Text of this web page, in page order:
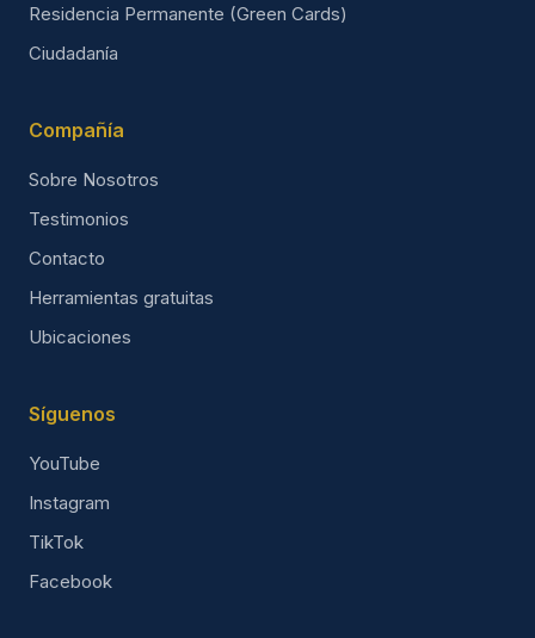
Residencia Permanente (Green Cards)
Ciudadanía
Compañía
Sobre Nosotros
Testimonios
Contacto
Herramientas gratuitas
Ubicaciones
Síguenos
YouTube
Instagram
TikTok
Facebook